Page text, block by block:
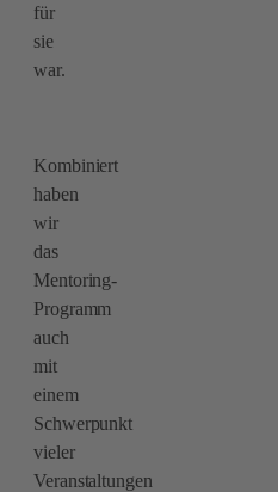
für
sie
war.
Kombiniert
haben
wir
das
Mentoring-
Programm
auch
mit
einem
Schwerpunkt
vieler
Veranstaltungen